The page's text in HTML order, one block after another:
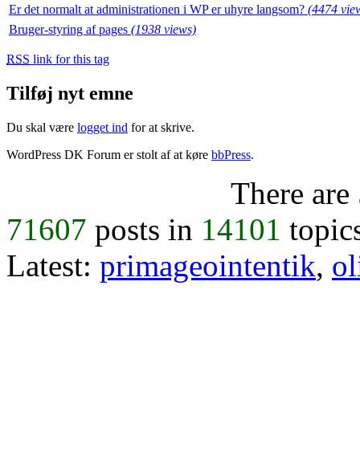
Er det normalt at administrationen i WP er uhyre langsom? (4474
Bruger-styring af pages (1938 views)
RSS link for this tag
Tilføj nyt emne
Du skal være logget ind for at skrive.
WordPress DK Forum er stolt af at køre bbPress.
There are
71607 posts in 14101
Latest: primageointentik,